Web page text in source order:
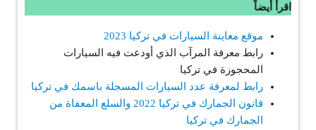
اقرأ أيضاً
موقع معاينة السيارات في تركيا 2023
رابط معرفة المرآب الذي أودعت فيه السيارات
المحجوزة في تركيا
رابط لمعرفة عدد السيارات المسجلة باسمك في تركيا
قانون الجمارك في تركيا 2022 والسلع المعفاة من
الجمارك في تركيا